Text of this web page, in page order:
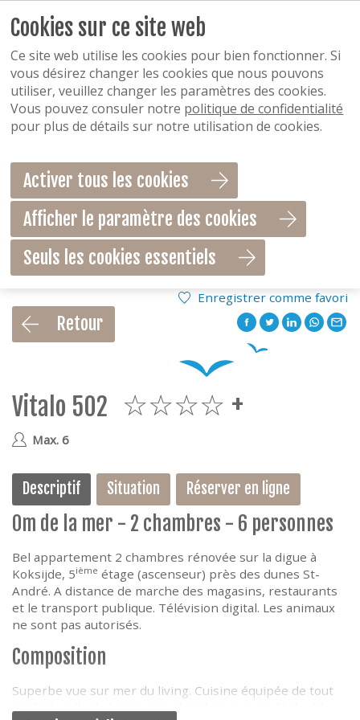
Enregistrer comme favori
Retour
Vitalo 502
Max. 6
Descriptif Situation Réserver en ligne
0m de la mer - 2 chambres - 6 personnes
Bel appartement 2 chambres rénovée sur la digue à
Koksijde, 5ième étage (ascenseur) près des dunes St-
André. A distance de marche des magasins, restaurants
et le transport publique. Télévision digital. Les animaux
ne sont pas autorisés.
Composition
Superbe vue sur mer du living. Cuisine équipée de tout
Cookies sur ce site web
Ce site web utilise les cookies pour bien fonctionner. Si
vous désirez changer les cookies que nous pouvons
utiliser, veuillez changer les paramètres des cookies.
Vous pouvez consuler notre politique de confidentialité
pour plus de détails sur notre utilisation de cookies.
Activer tous les cookies
Afficher le paramètre des cookies
Seuls les cookies essentiels